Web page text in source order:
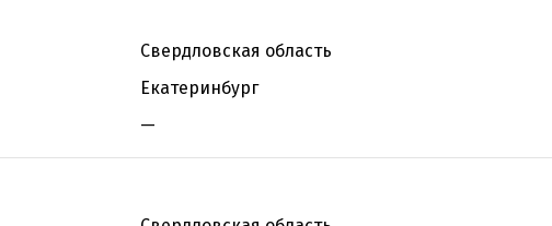
Свердловская область
Екатеринбург
—